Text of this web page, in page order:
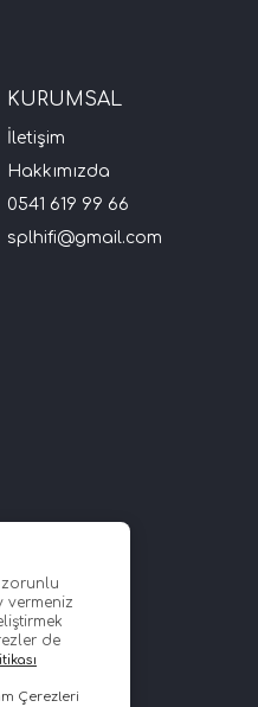
KURUMSAL
İletişim
Hakkımızda
0541 619 99 66
splhifi@gmail.com
zorunlu
vermeniz
de
Çerezleri